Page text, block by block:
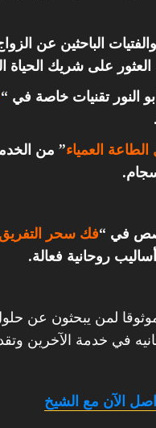
الباحثين عن
على شريك الحياة
النور تقنيات خاصة في “
العمياء” من
في “فك سحر التفريق
روحانية فعالة.
لمن يبحثون عن
في خدمة الآخرين
الآن مع الشيخ